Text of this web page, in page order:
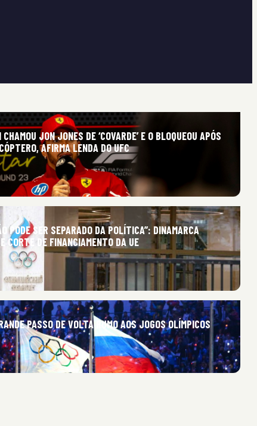
JON JONES DE ‘COVARDE’ E O BLOQUEOU APÓS
AFIRMA LENDA DO UFC
PODE SER SEPARADO DA POLÍTICA”: DINAMARCA
CORTE DE FINANCIAMENTO DA UE
PASSO DE VOLTA RUMO AOS JOGOS OLÍMPICOS